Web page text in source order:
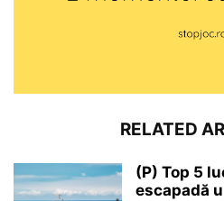
RELATED
(P) Top 5
escapadă